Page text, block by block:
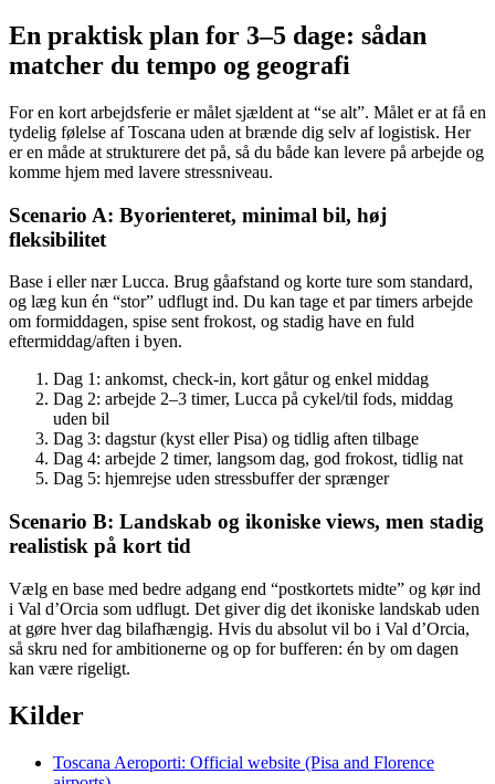
En praktisk plan for 3–5 dage: sådan
matcher du tempo og geografi
For en kort arbejdsferie er målet sjældent at “se alt”. Målet er at få en
tydelig følelse af Toscana uden at brænde dig selv af logistisk. Her
er en måde at strukturere det på, så du både kan levere på arbejde og
komme hjem med lavere stressniveau.
Scenario A: Byorienteret, minimal bil, høj
fleksibilitet
Base i eller nær Lucca. Brug gåafstand og korte ture som standard,
og læg kun én “stor” udflugt ind. Du kan tage et par timers arbejde
om formiddagen, spise sent frokost, og stadig have en fuld
eftermiddag/aften i byen.
Dag 1: ankomst, check-in, kort gåtur og enkel middag
Dag 2: arbejde 2–3 timer, Lucca på cykel/til fods, middag
uden bil
Dag 3: dagstur (kyst eller Pisa) og tidlig aften tilbage
Dag 4: arbejde 2 timer, langsom dag, god frokost, tidlig nat
Dag 5: hjemrejse uden stressbuffer der sprænger
Scenario B: Landskab og ikoniske views, men stadig
realistisk på kort tid
Vælg en base med bedre adgang end “postkortets midte” og kør ind
i Val d’Orcia som udflugt. Det giver dig det ikoniske landskab uden
at gøre hver dag bilafhængig. Hvis du absolut vil bo i Val d’Orcia,
så skru ned for ambitionerne og op for bufferen: én by om dagen
kan være rigeligt.
Kilder
Toscana Aeroporti: Official website (Pisa and Florence